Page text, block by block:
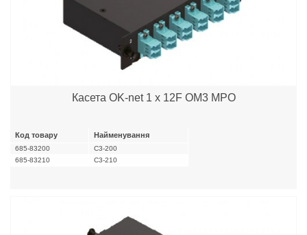
Касета OK-net 1 x 12F OM3 MPO
Код товару Найменування
685-83200
C3-200
685-83210
C3-210